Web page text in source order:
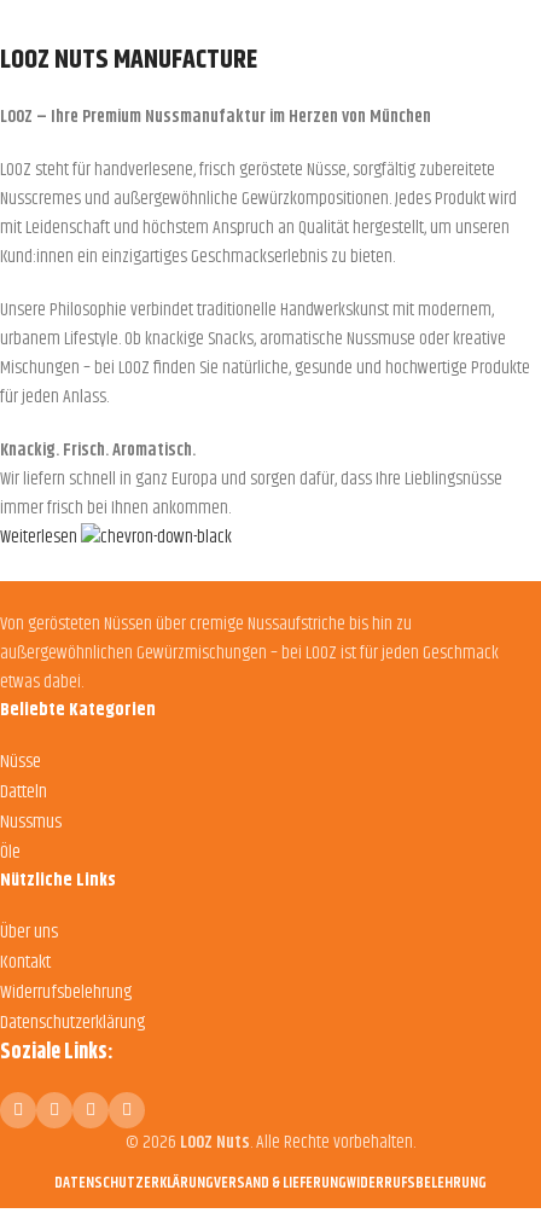
LOOZ NUTS MANUFACTURE
LOOZ – Ihre Premium Nussmanufaktur im Herzen von München
LOOZ steht für handverlesene, frisch geröstete Nüsse, sorgfältig zubereitete
Nusscremes und außergewöhnliche Gewürzkompositionen. Jedes Produkt wird
mit Leidenschaft und höchstem Anspruch an Qualität hergestellt, um unseren
Kund:innen ein einzigartiges Geschmackserlebnis zu bieten.
Unsere Philosophie verbindet traditionelle Handwerkskunst mit modernem,
urbanem Lifestyle. Ob knackige Snacks, aromatische Nussmuse oder kreative
Mischungen – bei LOOZ finden Sie natürliche, gesunde und hochwertige Produkte
für jeden Anlass.
Knackig. Frisch. Aromatisch.
Wir liefern schnell in ganz Europa und sorgen dafür, dass Ihre Lieblingsnüsse
immer frisch bei Ihnen ankommen.
Weiterlesen
Von gerösteten Nüssen über cremige Nussaufstriche bis hin zu
außergewöhnlichen Gewürzmischungen – bei LOOZ ist für jeden Geschmack
etwas dabei.
Beliebte Kategorien
Nüsse
Datteln
Nussmus
Öle
Nützliche Links
Über uns
Kontakt
Widerrufsbelehrung
Datenschutzerklärung
Soziale Links:
© 2026 LOOZ Nuts. Alle Rechte vorbehalten.
DATENSCHUTZERKLÄRUNGVERSAND & LIEFERUNGWIDERRUFSBELEHRUNG